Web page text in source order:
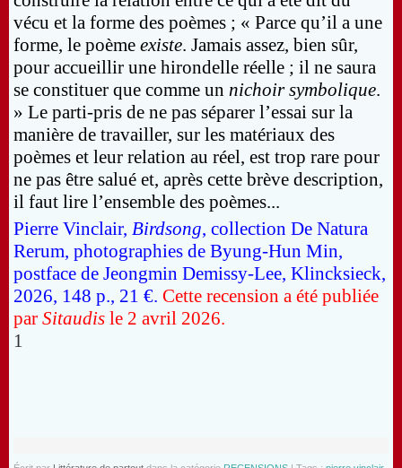
vécu et la forme des poèmes ; « Parce qu’il a une
forme, le poème existe. Jamais assez, bien sûr,
pour accueillir une hirondelle réelle ; il ne saura
se constituer que comme un nichoir symbolique.
» Le parti-pris de ne pas séparer l’essai sur la
manière de travailler, sur les matériaux des
poèmes et leur relation au réel, est trop rare pour
ne pas être salué et, après cette brève description,
il faut lire l’ensemble des poèmes...
Pierre Vinclair, Birdsong, collection De Natura
Rerum, photographies de Byung-Hun Min,
postface de Jeongmin Demissy-Lee, Klincksieck,
2026, 148 p., 21 €. Cette recension a été publiée
par Sitaudis le 2 avril 2026.
1